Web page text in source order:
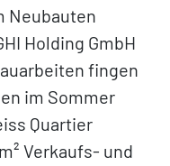
Neubauten
Holding GmbH
fingen
im Sommer
Quartier
Verkaufs- und